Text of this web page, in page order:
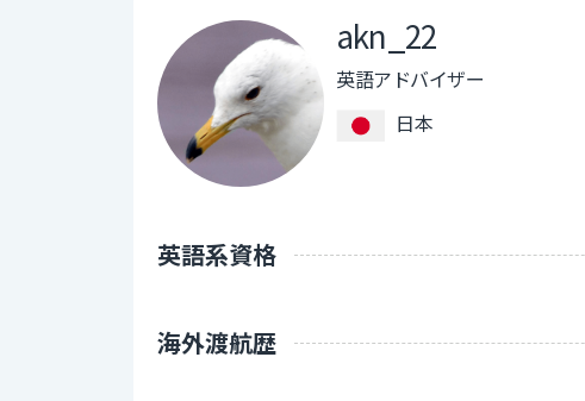
akn_22
英語アドバイザー
日本
英語系資格
海外渡航歴